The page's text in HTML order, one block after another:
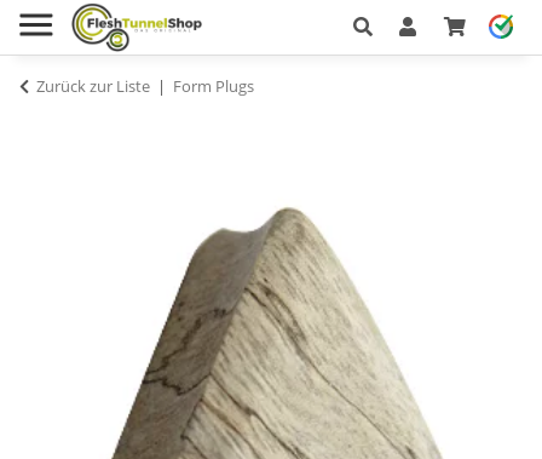
Zurück zur Liste Form Plugs